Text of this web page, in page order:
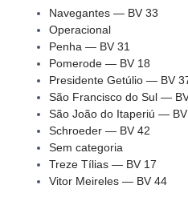
Navegantes — BV 33
Operacional
Penha — BV 31
Pomerode — BV 18
Presidente Getúlio — BV
São Francisco do Sul —
São João do Itaperiú —
Schroeder — BV 42
Sem categoria
Treze Tílias — BV 17
Vitor Meireles — BV 44